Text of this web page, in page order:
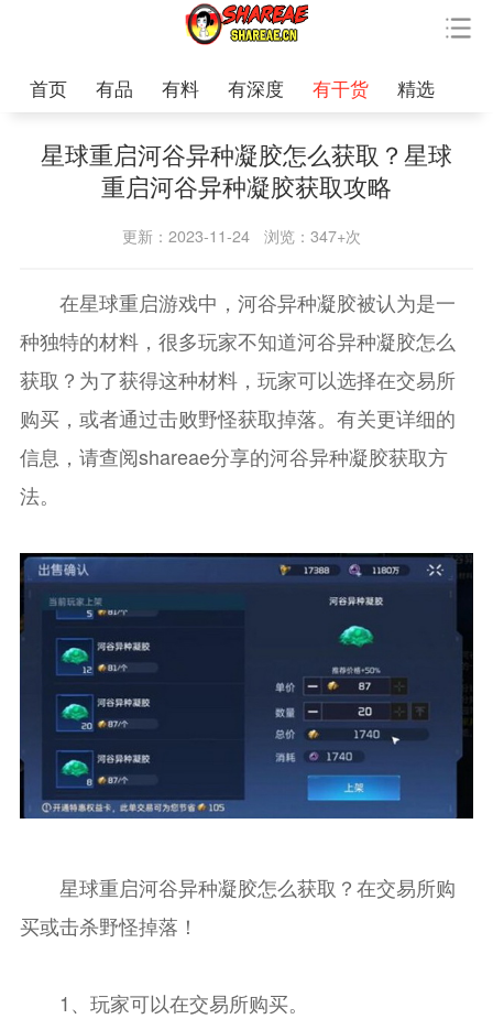
首页 有品 有料 有深度 有干货 精选
星球重启河谷异种凝胶怎么获取？星球
重启河谷异种凝胶获取攻略
更新：2023-11-24 浏览：347+次
在星球重启游戏中，河谷异种凝胶被认为是一
种独特的材料，很多玩家不知道河谷异种凝胶怎么
获取？为了获得这种材料，玩家可以选择在交易所
购买，或者通过击败野怪获取掉落。有关更详细的
信息，请查阅shareae分享的河谷异种凝胶获取方
法。
星球重启河谷异种凝胶怎么获取？在交易所购
买或击杀野怪掉落！
1、玩家可以在交易所购买。